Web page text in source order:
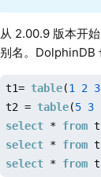
从 2.00.9 版本开
别名。DolphinDB
t1= table(1 2 3
t2 = table(5 3
select * from
select * from
select * from